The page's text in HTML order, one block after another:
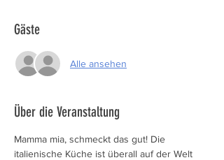
Gäste
Alle ansehen
Über die Veranstaltung
Mamma mia, schmeckt das gut! Die
italienische Küche ist überall auf der Welt